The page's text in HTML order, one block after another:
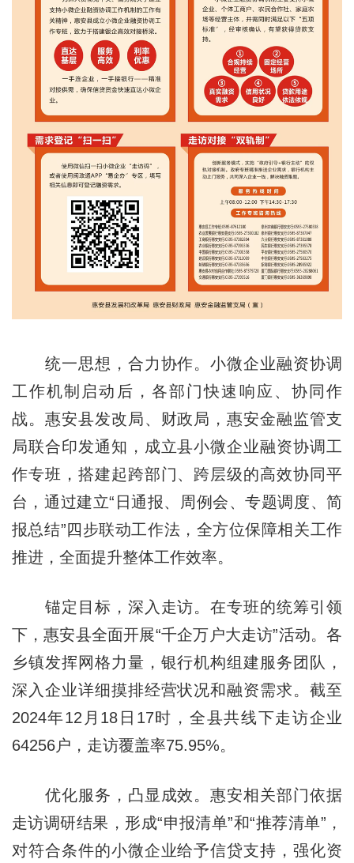
统一思想，合力协作。小微企业融资协调
工作机制启动后，各部门快速响应、协同作
战。惠安县发改局、财政局，惠安金融监管支
局联合印发通知，成立县小微企业融资协调工
作专班，搭建起跨部门、跨层级的高效协同平
台，通过建立“日通报、周例会、专题调度、简
报总结”四步联动工作法，全方位保障相关工作
推进，全面提升整体工作效率。
锚定目标，深入走访。在专班的统筹引领
下，惠安县全面开展“千企万户大走访”活动。各
乡镇发挥网格力量，银行机构组建服务团队，
深入企业详细摸排经营状况和融资需求。截至
2024年12月18日17时，全县共线下走访企业
64256户，走访覆盖率75.95%。
优化服务，凸显成效。惠安相关部门依据
走访调研结果，形成“申报清单”和“推荐清单”，
对符合条件的小微企业给予信贷支持，强化资